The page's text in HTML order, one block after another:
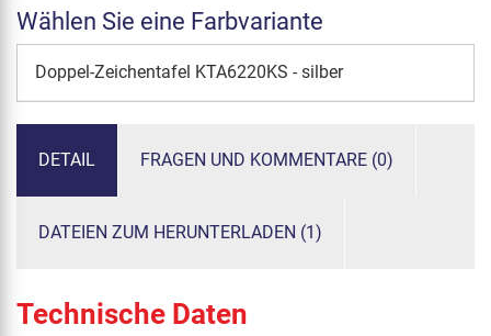
Wählen Sie eine Farbvariante
Doppel-Zeichentafel KTA6220KS - silber
DETAIL FRAGEN UND KOMMENTARE (0)
DATEIEN ZUM HERUNTERLADEN (1)
Technische Daten